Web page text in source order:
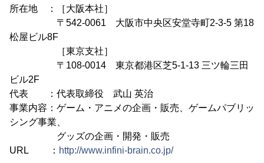
所在地 ：［大阪本社］
〒542-0061 大阪市中央区安堂寺町2-3-5 第18
松屋ビル8F
［東京支社］
〒108-0014 東京都港区芝5-1-13 三ツ輪三田
ビル2F
代表 ：代表取締役 武山 英治
事業内容：ゲーム・アニメの企画・販売、ゲームパブリッ
シング事業、
グッズの企画・開発・販売
URL ： http://www.infini-brain.co.jp/